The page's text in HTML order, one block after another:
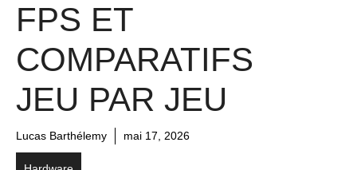
FPS ET
COMPARATIFS
JEU PAR JEU
Lucas Barthélemy mai 17, 2026